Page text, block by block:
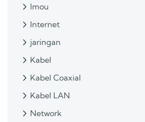
Imou
Internet
jaringan
Kabel
Kabel Coaxial
Kabel LAN
Network